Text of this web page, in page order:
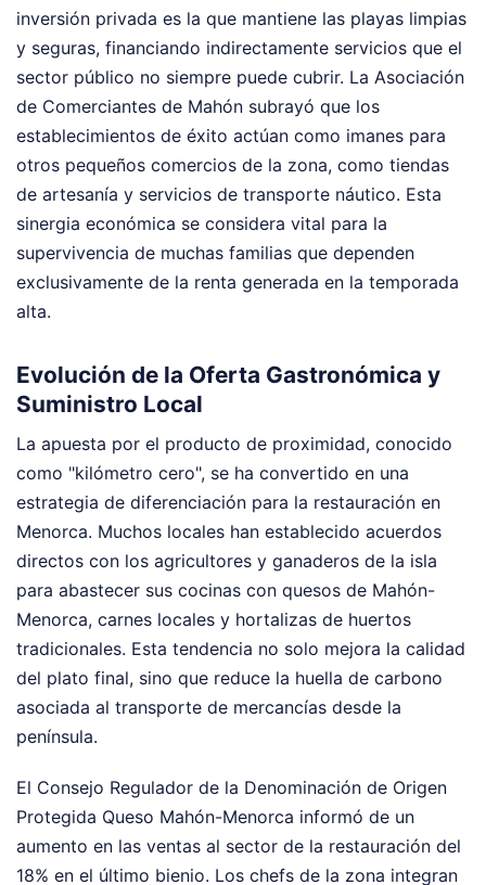
inversión privada es la que mantiene las playas limpias
y seguras, financiando indirectamente servicios que el
sector público no siempre puede cubrir. La Asociación
de Comerciantes de Mahón subrayó que los
establecimientos de éxito actúan como imanes para
otros pequeños comercios de la zona, como tiendas
de artesanía y servicios de transporte náutico. Esta
sinergia económica se considera vital para la
supervivencia de muchas familias que dependen
exclusivamente de la renta generada en la temporada
alta.
Evolución de la Oferta Gastronómica y
Suministro Local
La apuesta por el producto de proximidad, conocido
como "kilómetro cero", se ha convertido en una
estrategia de diferenciación para la restauración en
Menorca. Muchos locales han establecido acuerdos
directos con los agricultores y ganaderos de la isla
para abastecer sus cocinas con quesos de Mahón-
Menorca, carnes locales y hortalizas de huertos
tradicionales. Esta tendencia no solo mejora la calidad
del plato final, sino que reduce la huella de carbono
asociada al transporte de mercancías desde la
península.
El Consejo Regulador de la Denominación de Origen
Protegida Queso Mahón-Menorca informó de un
aumento en las ventas al sector de la restauración del
18% en el último bienio. Los chefs de la zona integran